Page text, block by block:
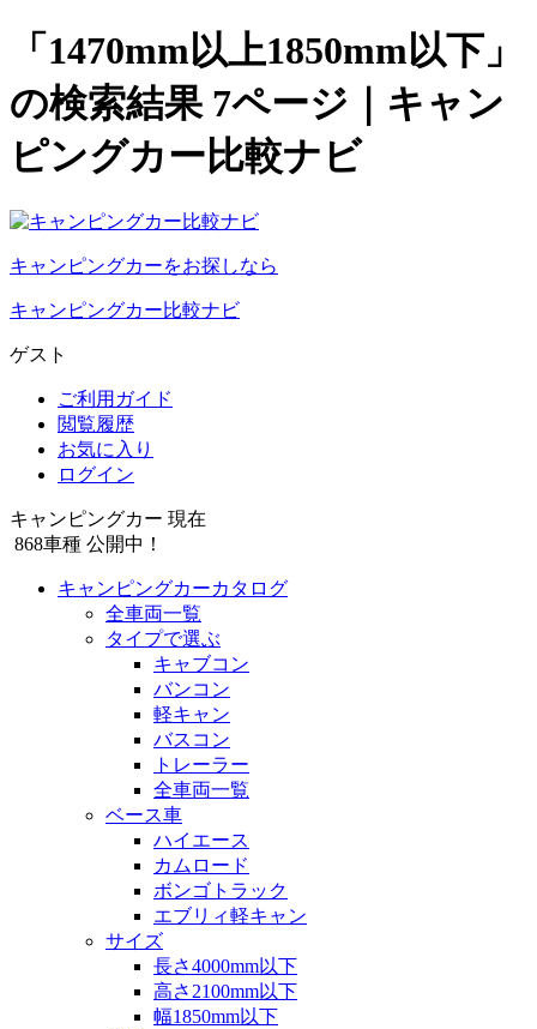
「1470mm以上1850mm以下」
の検索結果 7ページ｜キャン
ピングカー比較ナビ
キャンピングカーをお探しなら
キャンピングカー比較ナビ
ゲスト
ご利用ガイド
閲覧履歴
お気に入り
ログイン
キャンピングカー 現在
868車種 公開中！
キャンピングカーカタログ
全車両一覧
タイプで選ぶ
キャブコン
バンコン
軽キャン
バスコン
トレーラー
全車両一覧
ベース車
ハイエース
カムロード
ボンゴトラック
エブリィ軽キャン
サイズ
長さ4000mm以下
高さ2100mm以下
幅1850mm以下